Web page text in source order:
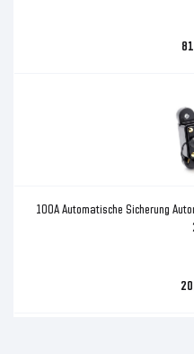
100A Automatische Sicherung